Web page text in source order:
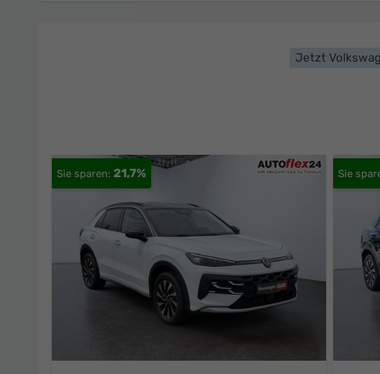
Jetzt
21,7%